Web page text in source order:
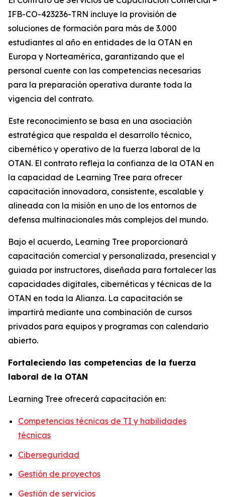
IFB-CO-423236-TRN incluye la provisión de
soluciones de formación para más de 3.000
estudiantes al año en entidades de la OTAN en
Europa y Norteamérica, garantizando que el
personal cuente con las competencias necesarias
para la preparación operativa durante toda la
vigencia del contrato.
Este reconocimiento se basa en una asociación
estratégica que respalda el desarrollo técnico,
cibernético y operativo de la fuerza laboral de la
OTAN. El contrato refleja la confianza de la OTAN en
la capacidad de Learning Tree para ofrecer
capacitación innovadora, consistente, escalable y
alineada con la misión en uno de los entornos de
defensa multinacionales más complejos del mundo.
Bajo el acuerdo, Learning Tree proporcionará
capacitación comercial y personalizada, presencial y
guiada por instructores, diseñada para fortalecer las
capacidades digitales, cibernéticas y técnicas de la
OTAN en toda la Alianza. La capacitación se
impartirá mediante una combinación de cursos
privados para equipos y programas con calendario
abierto.
Fortaleciendo las competencias de la fuerza
laboral de la OTAN
Learning Tree ofrecerá capacitación en:
Competencias técnicas de TI y habilidades
técnicas
Ciberseguridad
Gestión de proyectos
Gestión de servicios